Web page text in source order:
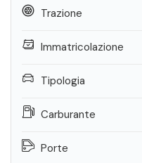
Trazione
Immatricolazione
Tipologia
Carburante
Porte